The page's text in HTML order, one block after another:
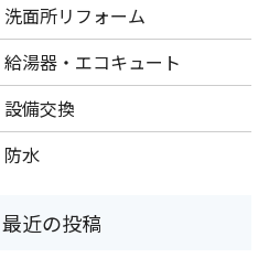
洗面所リフォーム
給湯器・エコキュート
設備交換
防水